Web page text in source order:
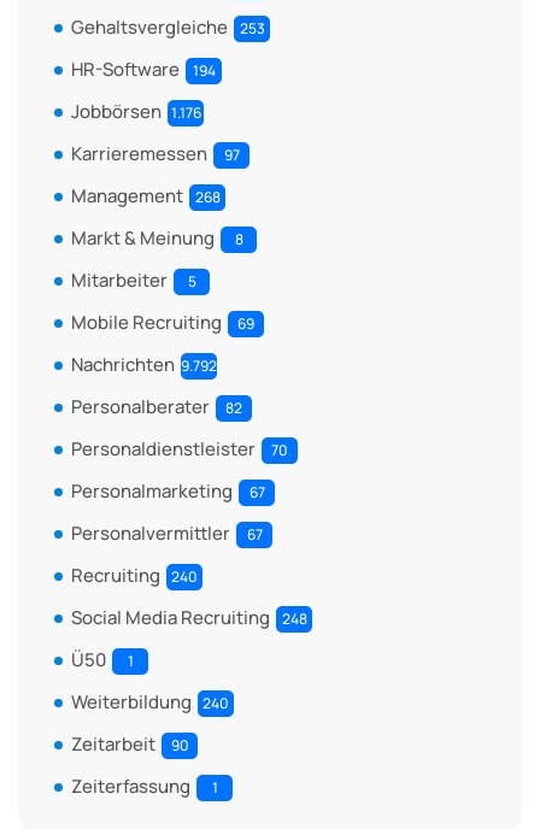
Gehaltsvergleiche 253
HR-Software 194
Jobbörsen 1.176
Karrieremessen 97
Management 268
Markt & Meinung 8
Mitarbeiter 5
Mobile Recruiting 69
Nachrichten 9.792
Personalberater 82
Personaldienstleister 70
Personalmarketing 67
Personalvermittler 67
Recruiting 240
Social Media Recruiting 248
Ü50 1
Weiterbildung 240
Zeitarbeit 90
Zeiterfassung 1